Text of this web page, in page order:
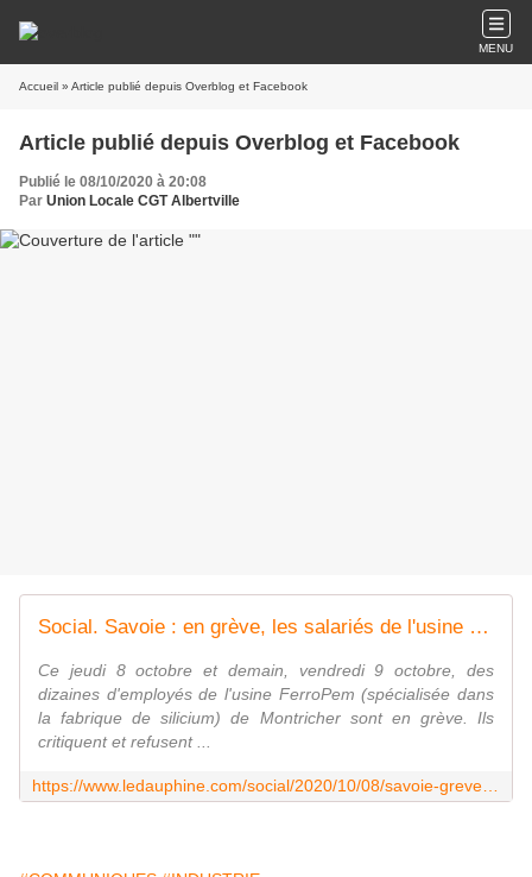
MENU
Accueil » Article publié depuis Overblog et Facebook
Article publié depuis Overblog et Facebook
Publié le 08/10/2020 à 20:08
Par Union Locale CGT Albertville
Social. Savoie : en grève, les salariés de l'usine FerroPem refusent le plan de restructuration
Ce jeudi 8 octobre et demain, vendredi 9 octobre, des
dizaines d'employés de l'usine FerroPem (spécialisée dans
la fabrique de silicium) de Montricher sont en grève. Ils
critiquent et refusent ...